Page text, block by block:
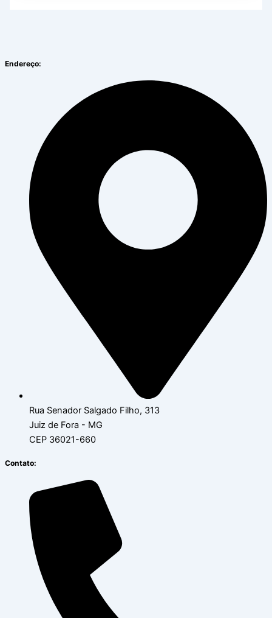
Endereço:
Rua Senador Salgado Filho, 313
Juiz de Fora - MG
CEP 36021-660
Contato: